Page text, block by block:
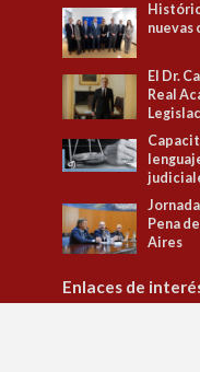
nuevas
El Dr.
Real
Pena
Aires
Enlaces de